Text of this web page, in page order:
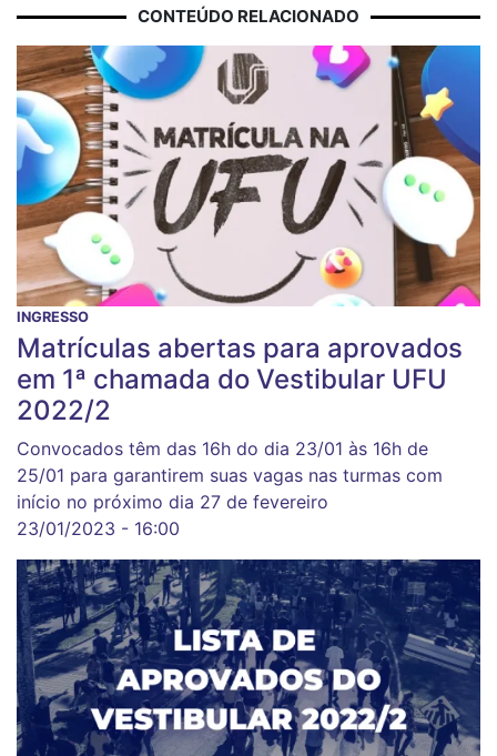
CONTEÚDO RELACIONADO
INGRESSO
Matrículas abertas para aprovados
em 1ª chamada do Vestibular UFU
2022/2
Convocados têm das 16h do dia 23/01 às 16h de
25/01 para garantirem suas vagas nas turmas com
início no próximo dia 27 de fevereiro
23/01/2023 - 16:00